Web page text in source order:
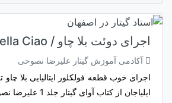
اجرای دوئت بلا چاو / Bella Ciao گیتار
آکادمی آموزش گیتار علیرضا نصوحی
اجرای خوب قطعه فولکلور ایتالیایی بلا
ایلیاجان از کتاب آوای گیتار جلد 1 علیرضا نصوحی